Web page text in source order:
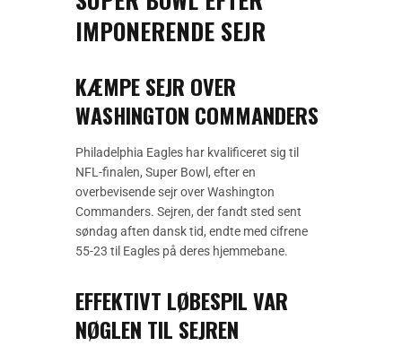
IMPONERENDE SEJR
KÆMPE SEJR OVER
WASHINGTON COMMANDERS
Philadelphia Eagles har kvalificeret sig til
NFL-finalen, Super Bowl, efter en
overbevisende sejr over Washington
Commanders. Sejren, der fandt sted sent
søndag aften dansk tid, endte med cifrene
55-23 til Eagles på deres hjemmebane.
EFFEKTIVT LØBESPIL VAR
NØGLEN TIL SEJREN